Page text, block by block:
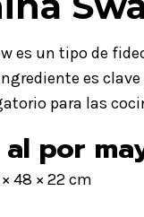
es un tipo de
es
para las
por
48 × 22 cm